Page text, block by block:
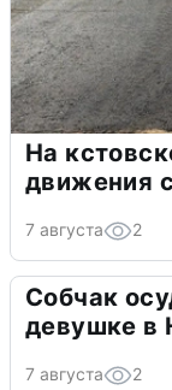
На
движения
7 августа 2
Собчак
девушке в
7 августа 2